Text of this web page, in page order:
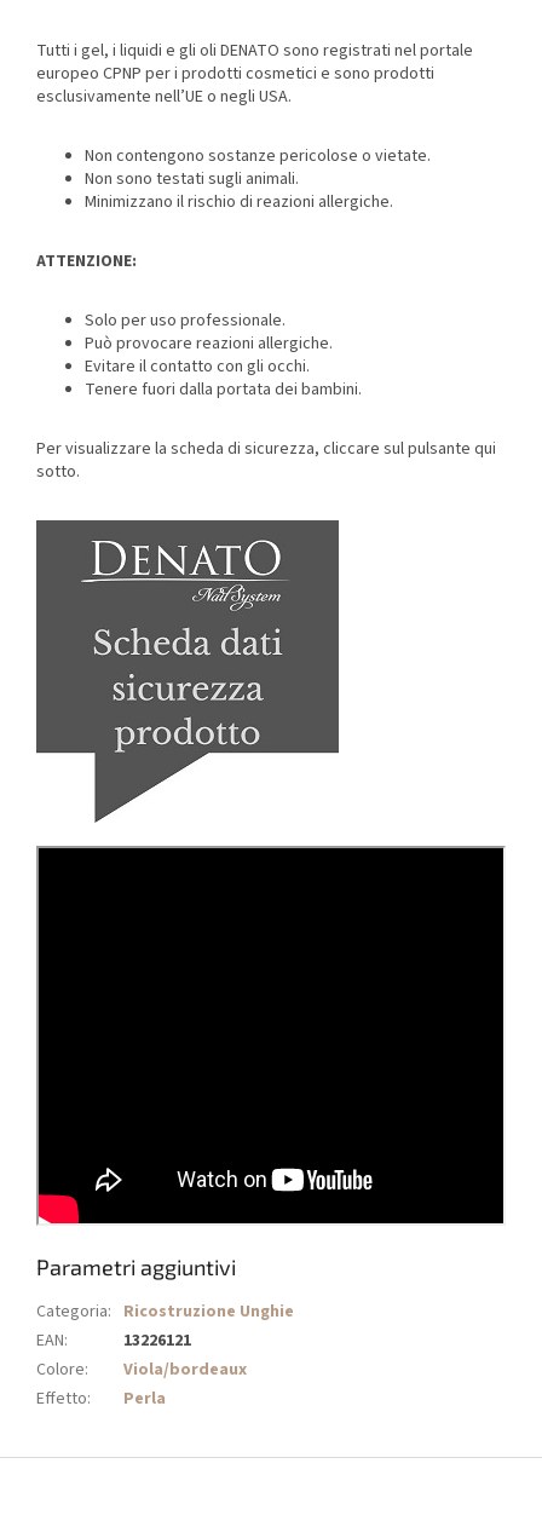
Tutti i gel, i liquidi e gli oli DENATO sono registrati nel portale
europeo CPNP per i prodotti cosmetici e sono prodotti
esclusivamente nell’UE o negli USA.
Non contengono sostanze pericolose o vietate.
Non sono testati sugli animali.
Minimizzano il rischio di reazioni allergiche.
ATTENZIONE:
Solo per uso professionale.
Può provocare reazioni allergiche.
Evitare il contatto con gli occhi.
Tenere fuori dalla portata dei bambini.
Per visualizzare la scheda di sicurezza, cliccare sul pulsante qui
sotto.
Parametri aggiuntivi
Categoria: Ricostruzione Unghie
EAN:
13226121
Colore:
Viola/bordeaux
Effetto: Perla